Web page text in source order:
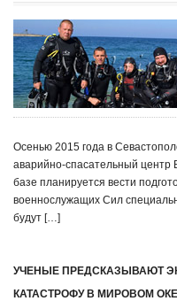
Осенью 2015 года в
аварийно-спасательный центр
базе планируется вести
военнослужащих Сил
будут […]
УЧЕНЫЕ ПРЕДСКАЗЫВАЮТ
КАТАСТРОФУ В МИРОВОМ